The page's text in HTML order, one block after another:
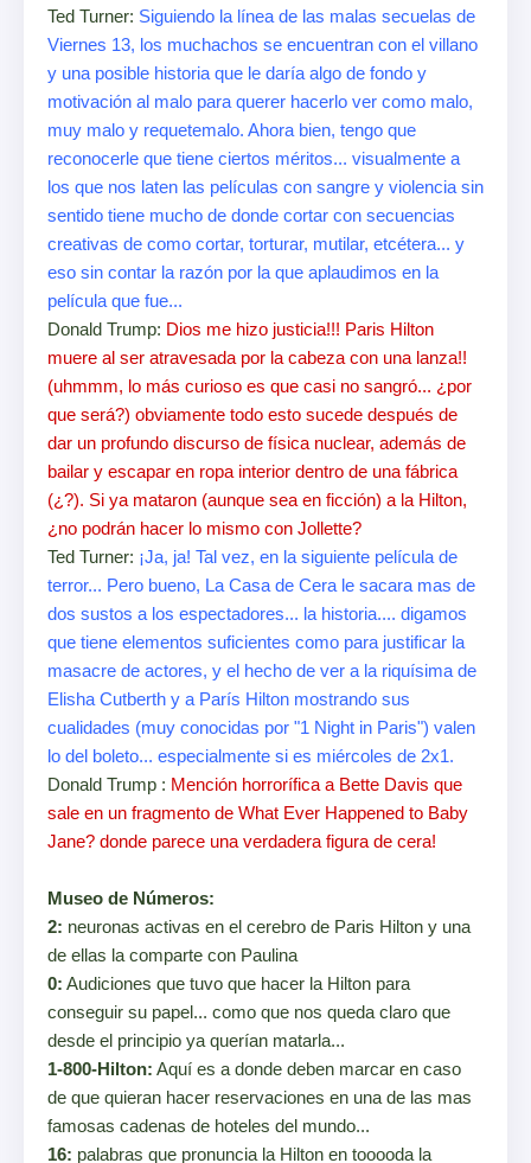
Ted Turner: Siguiendo la línea de las malas secuelas de
Viernes 13, los muchachos se encuentran con el villano
y una posible historia que le daría algo de fondo y
motivación al malo para querer hacerlo ver como malo,
muy malo y requetemalo. Ahora bien, tengo que
reconocerle que tiene ciertos méritos... visualmente a
los que nos laten las películas con sangre y violencia sin
sentido tiene mucho de donde cortar con secuencias
creativas de como cortar, torturar, mutilar, etcétera... y
eso sin contar la razón por la que aplaudimos en la
película que fue...
Donald Trump: Dios me hizo justicia!!! Paris Hilton
muere al ser atravesada por la cabeza con una lanza!!
(uhmmm, lo más curioso es que casi no sangró... ¿por
que será?) obviamente todo esto sucede después de
dar un profundo discurso de física nuclear, además de
bailar y escapar en ropa interior dentro de una fábrica
(¿?). Si ya mataron (aunque sea en ficción) a la Hilton,
¿no podrán hacer lo mismo con Jollette?
Ted Turner: ¡Ja, ja! Tal vez, en la siguiente película de
terror... Pero bueno, La Casa de Cera le sacara mas de
dos sustos a los espectadores... la historia.... digamos
que tiene elementos suficientes como para justificar la
masacre de actores, y el hecho de ver a la riquísima de
Elisha Cutberth y a París Hilton mostrando sus
cualidades (muy conocidas por "1 Night in Paris") valen
lo del boleto... especialmente si es miércoles de 2x1.
Donald Trump : Mención horrorífica a Bette Davis que
sale en un fragmento de What Ever Happened to Baby
Jane? donde parece una verdadera figura de cera!
Museo de Números:
2: neuronas activas en el cerebro de Paris Hilton y una
de ellas la comparte con Paulina
0: Audiciones que tuvo que hacer la Hilton para
conseguir su papel... como que nos queda claro que
desde el principio ya querían matarla...
1-800-Hilton: Aquí es a donde deben marcar en caso
de que quieran hacer reservaciones en una de las mas
famosas cadenas de hoteles del mundo...
16: palabras que pronuncia la Hilton en tooooda la